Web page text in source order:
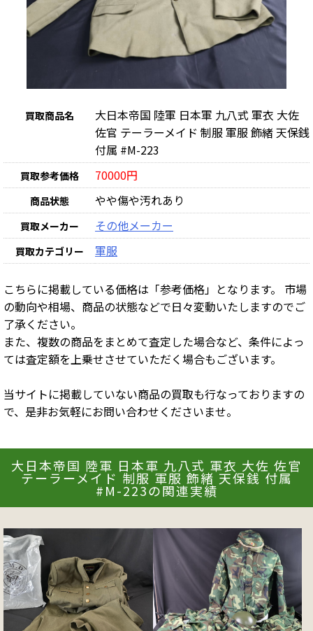
買取商品名
大日本帝国 陸軍 日本軍 九八式 軍衣 大佐
佐官 テーラーメイド 制服 軍服 飾緒 天保銭
付属 #M-223
買取参考価格 70000円
商品状態 やや傷や汚れあり
買取メーカー その他メーカー
買取カテゴリー 軍服
こちらに掲載している価格は「参考価格」となります。 市場
の動向や相場、商品の状態などで日々変動いたしますのでご
了承ください。
また、複数の商品をまとめて査定した場合など、条件によっ
ては査定額を上乗せさせていただく場合もございます。
当サイトに掲載していない商品の買取も行なっておりますの
で、是非お気軽にお問い合わせくださいませ。
大日本帝国 陸軍 日本軍 九八式 軍衣 大佐 佐官
テーラーメイド 制服 軍服 飾緒 天保銭 付属
#M-223の関連実績